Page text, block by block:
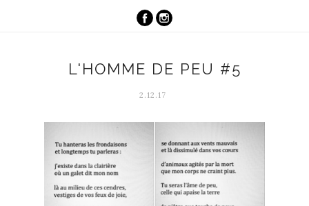
L'HOMME DE PEU #5
2.12.17